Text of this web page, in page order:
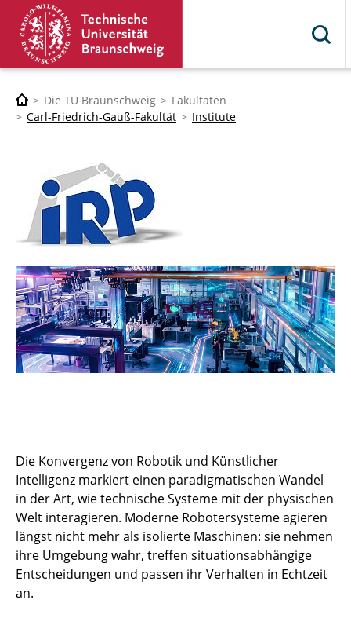
Die TU Braunschweig
Fakultäten
Carl-Friedrich-Gauß-Fakultät
Institute
Die Konvergenz von Robotik und Künstlicher
Intelligenz markiert einen paradigmatischen Wandel
in der Art, wie technische Systeme mit der physischen
Welt interagieren. Moderne Robotersysteme agieren
längst nicht mehr als isolierte Maschinen: sie nehmen
ihre Umgebung wahr, treffen situationsabhängige
Entscheidungen und passen ihr Verhalten in Echtzeit
an.